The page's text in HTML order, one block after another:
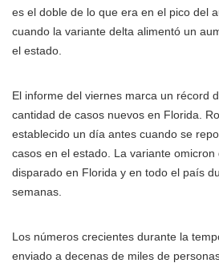
es el doble de lo que era en el pico del
cuando la variante delta alimentó un
el estado.
El informe del viernes marca un récord
cantidad de casos nuevos en Florida.
establecido un día antes cuando se
casos en el estado. La variante
disparado en Florida y en todo el país
semanas.
Los números crecientes durante la
enviado a decenas de miles de